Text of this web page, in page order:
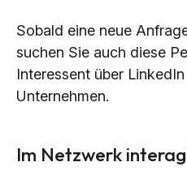
Sobald eine neue
suchen Sie auch diese
Interessent über
Unternehmen.
Im Netzwerk